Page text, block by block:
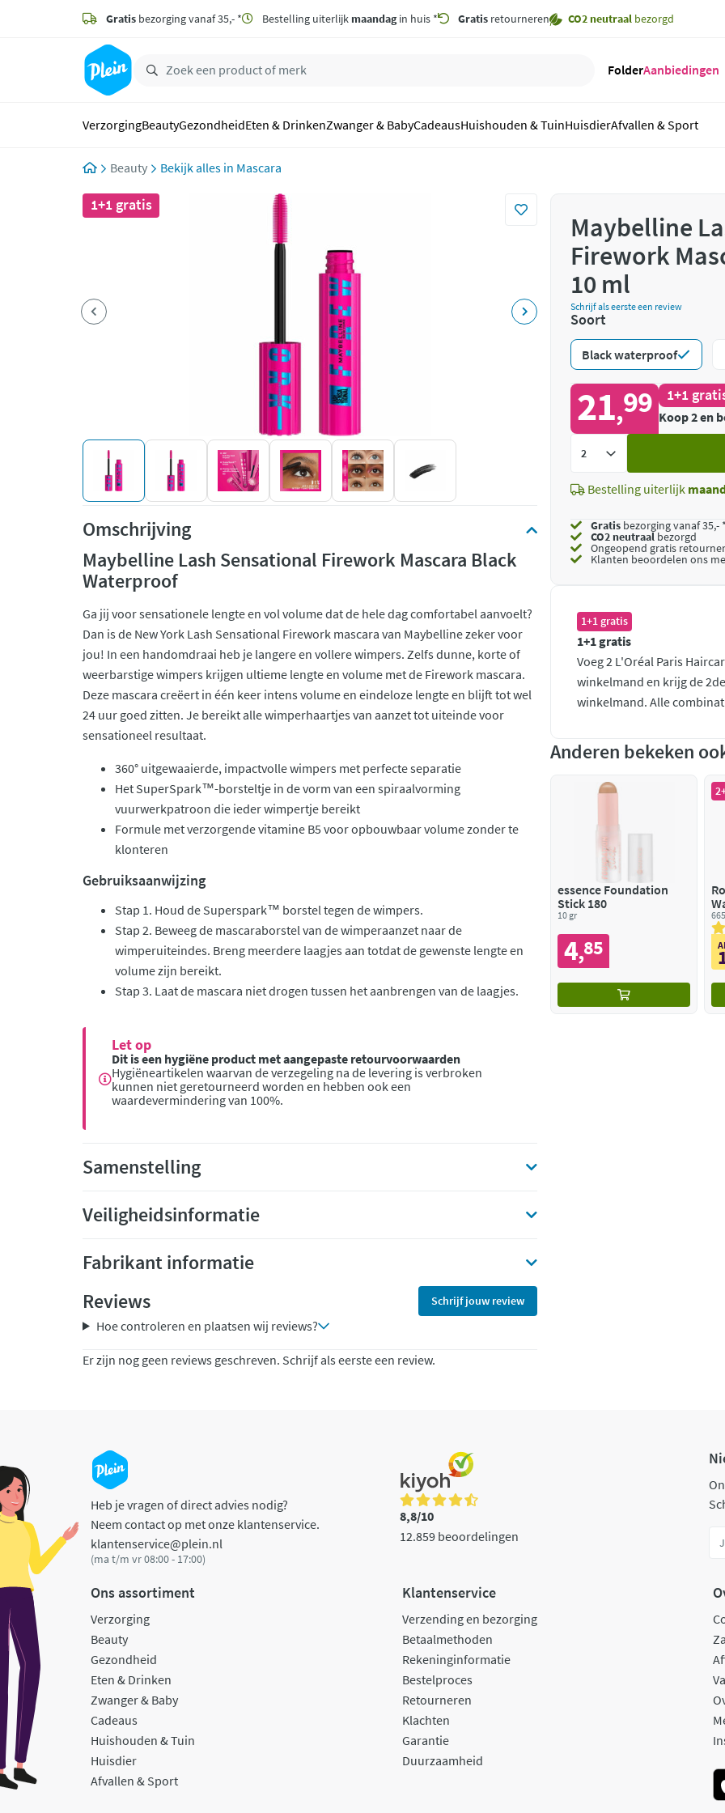
zoeken
hoofdinhoud
Gratis bezorging vanaf 35,- * Bestelling uiterlijk maandagin huis * Gratis retourneren CO2 neutraal bezorgd
FolderAanbiedingen
VerzorgingBeautyGezondheidEten & DrinkenZwanger & BabyCadeausHuishouden & TuinHuisdierAfvallen & Sport
Beauty Mascara
1+1 gratis
Omschrijving
Maybelline Lash Sensational Firework Mascara Black
Waterproof
Ga jij voor sensationele lengte en vol volume dat de hele dag comfortabel aanvoelt?
Dan is de New York Lash Sensational Firework mascara van Maybelline zeker voor
jou! In een handomdraai heb je langere en vollere wimpers. Zelfs dunne, korte of
weerbarstige wimpers krijgen ultieme lengte en volume met de Firework mascara.
Deze mascara creëert in één keer intens volume en eindeloze lengte en blijft tot wel
24 uur goed zitten. Je bereikt alle wimperhaartjes van aanzet tot uiteinde voor
sensationeel resultaat.
360° uitgewaaierde, impactvolle wimpers met perfecte separatie
Het SuperSpark™-borsteltje in de vorm van een spiraalvorming
vuurwerkpatroon die ieder wimpertje bereikt
Formule met verzorgende vitamine B5 voor opbouwbaar volume zonder te
klonteren
Gebruiksaanwijzing
Stap 1. Houd de Superspark™ borstel tegen de wimpers.
Stap 2. Beweeg de mascaraborstel van de wimperaanzet naar de
wimperuiteindes. Breng meerdere laagjes aan totdat de gewenste lengte en
volume zijn bereikt.
Stap 3. Laat de mascara niet drogen tussen het aanbrengen van de laagjes.
Let op
Dit is een hygiëne product met aangepaste retourvoorwaarden
Hygiëneartikelen waarvan de verzegeling na de levering is verbroken
kunnen niet geretourneerd worden en hebben ook een
waardevermindering van 100%.
Samenstelling
Veiligheidsinformatie
Fabrikant informatie
Reviews
Schrijf jouw review
Hoe controleren en plaatsen wij reviews?
Er zijn nog geen reviews geschreven. Schrijf als eerste een review.
Maybelline
Firework
10 ml
Schrijf als eerste een review
Soort
Black waterproof
21,99 1+1
Koop 2 en
Bestelling uiterlijk
Gratis bezorging vanaf 35,- *
CO2 neutraalbezorgd
Ongeopend gratis
Klanten beoordelen ons
1+1 gratis
1+1 gratis
Voeg 2 L'Oréal Paris
winkelmand en krijg de
winkelmand. Alle
Anderen bekeken
essence Foundation
Stick 180
10 gr
4,85
Heb je vragen of direct advies nodig?
Neem contact op met onze klantenservice.
klantenservice@plein.nl
(ma t/m vr 08:00 - 17:00)
8,8/10
12.859 beoordelingen
Ons assortiment
Verzorging
Beauty
Gezondheid
Eten & Drinken
Zwanger & Baby
Cadeaus
Huishouden & Tuin
Huisdier
Afvallen & Sport
Klantenservice
Verzending en bezorging
Betaalmethoden
Rekeninginformatie
Bestelproces
Retourneren
Klachten
Garantie
Duurzaamheid